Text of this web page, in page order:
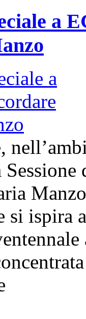
a
si ispira